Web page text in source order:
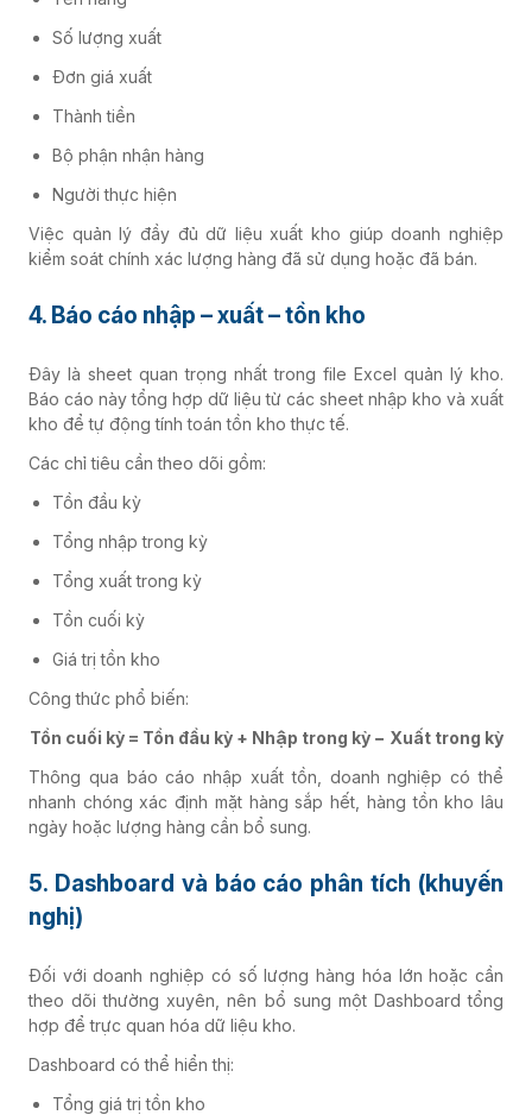
Số lượng xuất
Đơn giá xuất
Thành tiền
Bộ phận nhận hàng
Người thực hiện
Việc quản lý đầy đủ dữ liệu xuất kho giúp doanh nghiệp
kiểm soát chính xác lượng hàng đã sử dụng hoặc đã bán.
4. Báo cáo nhập – xuất – tồn kho
Đây là sheet quan trọng nhất trong file Excel quản lý kho.
Báo cáo này tổng hợp dữ liệu từ các sheet nhập kho và xuất
kho để tự động tính toán tồn kho thực tế.
Các chỉ tiêu cần theo dõi gồm:
Tồn đầu kỳ
Tổng nhập trong kỳ
Tổng xuất trong kỳ
Tồn cuối kỳ
Giá trị tồn kho
Công thức phổ biến:
Tồn cuối kỳ = Tồn đầu kỳ + Nhập trong kỳ − Xuất trong kỳ
Thông qua báo cáo nhập xuất tồn, doanh nghiệp có thể
nhanh chóng xác định mặt hàng sắp hết, hàng tồn kho lâu
ngày hoặc lượng hàng cần bổ sung.
5. Dashboard và báo cáo phân tích (khuyến
nghị)
Đối với doanh nghiệp có số lượng hàng hóa lớn hoặc cần
theo dõi thường xuyên, nên bổ sung một Dashboard tổng
hợp để trực quan hóa dữ liệu kho.
Dashboard có thể hiển thị:
Tổng giá trị tồn kho